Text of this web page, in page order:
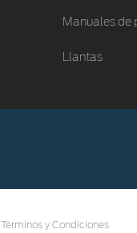
Manuales de
Llantas
Términos y Condiciones